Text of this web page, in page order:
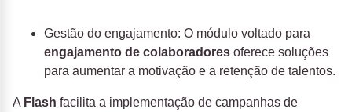
Gestão do engajamento: O módulo voltado para
engajamento de colaboradores oferece soluções
para aumentar a motivação e a retenção de talentos.
A Flash facilita a implementação de campanhas de